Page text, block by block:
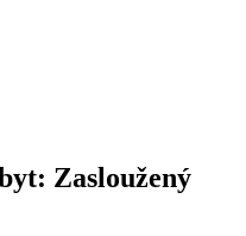
Zasloužený